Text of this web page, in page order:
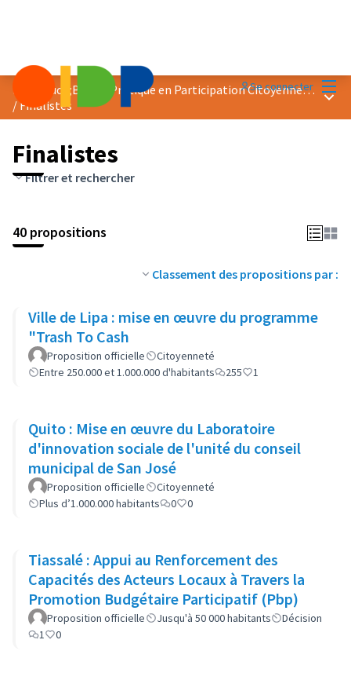
Se connecter
Prix &quot;Bonne Pratique en Participation Citoyenne&quot; 2023
/Finalistes
Finalistes
Filtrer et rechercher
40 propositions
Classement des propositions par :
Ville de Lipa : mise en œuvre du programme
"Trash To Cash
Proposition officielle
Citoyenneté
Entre 250.000 et 1.000.000 d'habitants
255 1
Quito : Mise en œuvre du Laboratoire
d'innovation sociale de l'unité du conseil
municipal de San José
Proposition officielle
Citoyenneté
Plus d’1.000.000 habitants
0 0
Tiassalé : Appui au Renforcement des
Capacités des Acteurs Locaux à Travers la
Promotion Budgétaire Participatif (Pbp)
Proposition officielle Jusqu'à 50 000 habitants
Décision
1
0